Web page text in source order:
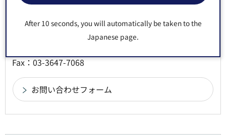
After 10 seconds, you will automatically be taken to the
Japanese page.
健康部（保健所） 保健予防課 感染症対策係
郵便番号135-0016 東京都江東区東陽2丁目1番1号
Fax：03-3647-7068